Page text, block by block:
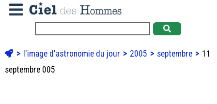
l'image d'astronomie du jour 2005 septembre
11
septembre 005